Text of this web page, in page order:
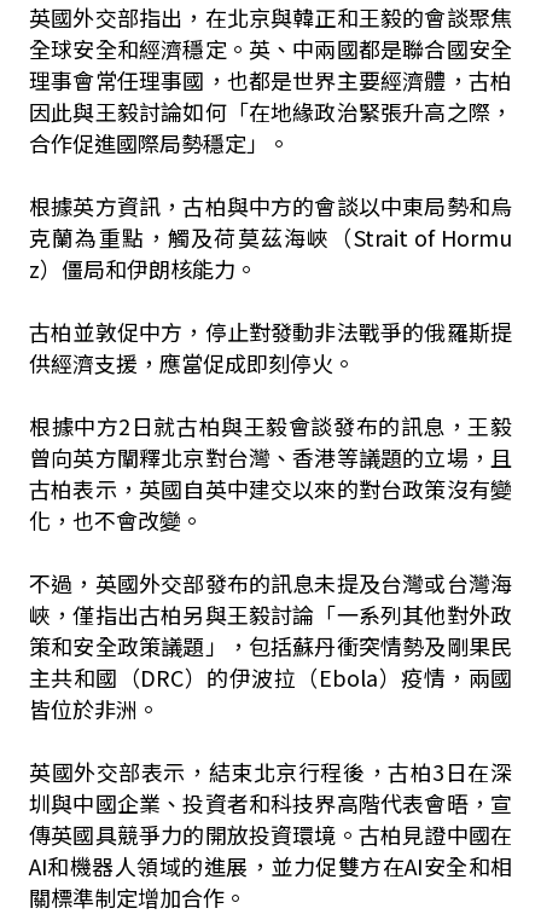
英國外交部指出，在北京與韓正和王毅的會談聚焦
全球安全和經濟穩定。英、中兩國都是聯合國安全
理事會常任理事國，也都是世界主要經濟體，古柏
因此與王毅討論如何「在地緣政治緊張升高之際，
合作促進國際局勢穩定」。
根據英方資訊，古柏與中方的會談以中東局勢和烏
克蘭為重點，觸及荷莫茲海峽（Strait of Hormu
z）僵局和伊朗核能力。
古柏並敦促中方，停止對發動非法戰爭的俄羅斯提
供經濟支援，應當促成即刻停火。
根據中方2日就古柏與王毅會談發布的訊息，王毅
曾向英方闡釋北京對台灣、香港等議題的立場，且
古柏表示，英國自英中建交以來的對台政策沒有變
化，也不會改變。
不過，英國外交部發布的訊息未提及台灣或台灣海
峽，僅指出古柏另與王毅討論「一系列其他對外政
策和安全政策議題」，包括蘇丹衝突情勢及剛果民
主共和國（DRC）的伊波拉（Ebola）疫情，兩國
皆位於非洲。
英國外交部表示，結束北京行程後，古柏3日在深
圳與中國企業、投資者和科技界高階代表會晤，宣
傳英國具競爭力的開放投資環境。古柏見證中國在
AI和機器人領域的進展，並力促雙方在AI安全和相
關標準制定增加合作。